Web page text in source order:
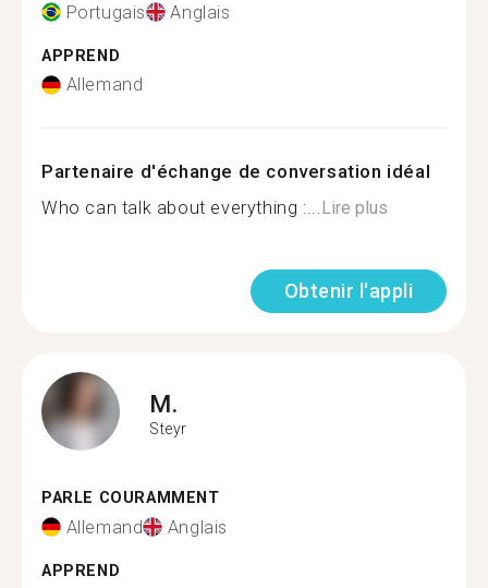
Portugais Anglais
APPREND
Allemand
Partenaire d'échange de conversation idéal
Who can talk about everything :...Lire plus
Obtenir l'appli
M.
Steyr
PARLE COURAMMENT
Allemand Anglais
APPREND